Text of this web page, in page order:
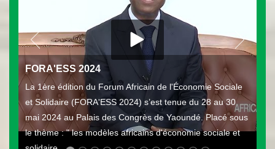
FORA'ESS 2024
La 1ère édition du Forum Africain de l'Économie Sociale
et Solidaire (FORA'ESS 2024) s’est tenue du 28 au 30
mai 2024 au Palais des Congrès de Yaoundé. Placé sous
le thème : " les modèles africains d'économie sociale et